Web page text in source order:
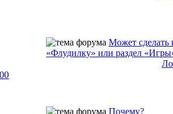
Может сделать
«Флудилку» или раздел
Почему?